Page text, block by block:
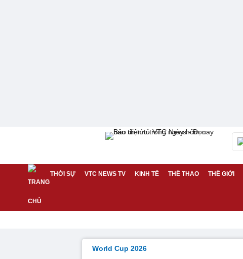
THỜI SỰ VTC NEWS TV KINH TẾ THỂ THAO THẾ GIỚI
World Cup 2026